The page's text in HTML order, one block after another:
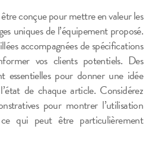
conçue pour mettre en valeur les
uniques de l’équipement proposé.
accompagnées de spécifications
vos clients potentiels. Des
essentielles pour donner une idée
de chaque article. Considérez
pour montrer l’utilisation
qui peut être particulièrement